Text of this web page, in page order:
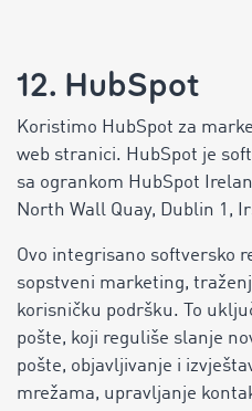
12. HubSpot
Koristimo HubSpot za
web stranici. HubSpot je
sa ogrankom HubSpot
North Wall Quay, Dublin 1,
Ovo integrisano softversko
sopstveni marketing,
korisničku podršku. To
pošte, koji reguliše slanje
pošte, objavljivanje i
mrežama, upravljanje